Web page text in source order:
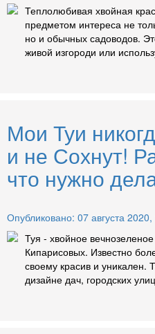
Теплолюбивая хвойная
предметом интереса не
но и обычных садоводов.
живой изгороди или
Мои Туи
и не Сохнут!
что нужно
Опубликовано: 07 августа 2020,
Туя - хвойное
Кипарисовых. Известно
своему красив и
дизайне дач, городских